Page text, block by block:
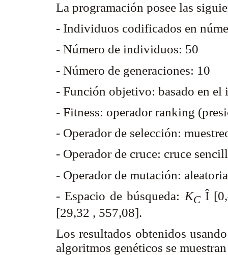
La programación posee las
- Individuos codificados en
- Número de individuos: 50
- Número de generaciones: 10
- Función objetivo: basado en
- Fitness: operador ranking
- Operador de selección:
- Operador de cruce: cruce
- Operador de mutación:
- Espacio de búsqueda: KC Î
[29,32 , 557,08].
Los resultados obtenidos
algoritmos genéticos se